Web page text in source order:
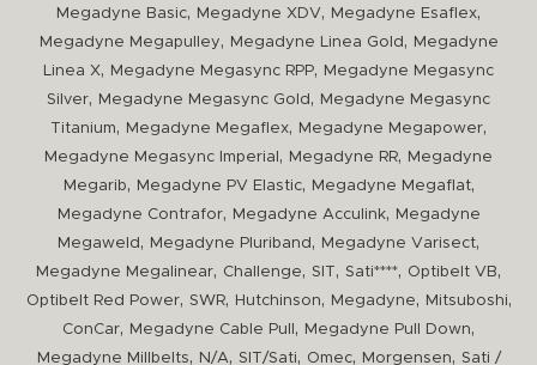
Megadyne Basic, Megadyne XDV, Megadyne Esaflex,
Megadyne Megapulley, Megadyne Linea Gold ,
Megadyne
Linea X, Megadyne Megasync RPP,
Megadyne Megasync
Silver, Megadyne Megasync Gold ,
Megadyne Megasync
Titanium, Megadyne Megaflex, Megadyne Megapower,
Megadyne Megasync Imperial , Megadyne RR,
Megadyne
Megarib, Megadyne PV Elastic, Megadyne Megaflat,
Megadyne Contrafor, Megadyne Acculink,
Megadyne
Megaweld , Megadyne Pluriband , Megadyne Varisect,
Megadyne Megalinear, Challenge, SIT, Sati****, Optibelt VB,
Optibelt Red Power, SWR, Hutchinson, Megadyne, Mitsuboshi,
ConCar, Megadyne Cable Pull , Megadyne Pull Down,
Megadyne Millbelts, N/A, SIT/Sati, Omec, Morgensen, Sati /